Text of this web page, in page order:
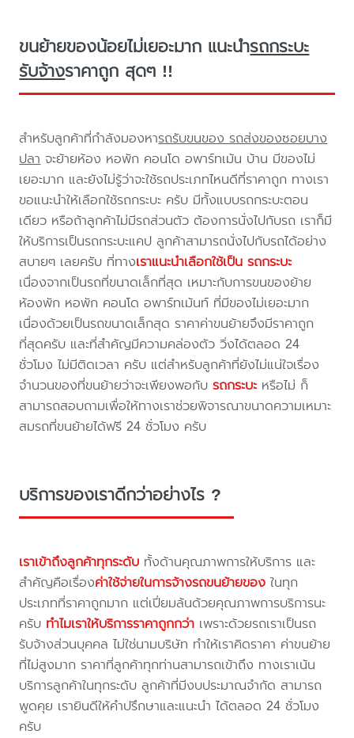
ขนย้ายของน้อยไม่เยอะมาก แนะนำรถกระบะ
รับจ้างราคาถูก สุดๆ !!
สำหรับลูกค้าที่กำลังมองหารถรับขนของ รถส่งของซอยบาง
ปลา จะย้ายห้อง หอพัก คอนโด อพาร์ทเม้น บ้าน มีของไม่
เยอะมาก และยังไม่รู้ว่าจะใช้รถประเภทไหนดีที่ราคาถูก ทางเรา
ขอแนะนำให้เลือกใช้รถกระบะ ครับ มีทั้งแบบรถกระบะตอน
เดียว หรือถ้าลูกค้าไม่มีรถส่วนตัว ต้องการนั่งไปกับรถ เราก็มี
ให้บริการเป็นรถกระบะแคป ลูกค้าสามารถนั่งไปกับรถได้อย่าง
สบายๆ เลยครับ ที่ทางเราแนะนำเลือกใช้เป็น รถกระบะ
เนื่องจากเป็นรถที่ขนาดเล็กที่สุด เหมาะกับการขนของย้าย
ห้องพัก หอพัก คอนโด อพาร์ทเม้นท์ ที่มีของไม่เยอะมาก
เนื่องด้วยเป็นรถขนาดเล็กสุด ราคาค่าขนย้ายจึงมีราคาถูก
ที่สุดครับ และที่สำคัญมีความคล่องตัว วิ่งได้ตลอด 24
ชั่วโมง ไม่มีติดเวลา ครับ แต่สำหรับลูกค้าที่ยังไม่แน่ใจเรื่อง
จำนวนของที่ขนย้ายว่าจะเพียงพอกับรถกระบะ หรือไม่ ก็
สามารถสอบถามเพื่อให้ทางเราช่วยพิจารณาขนาดความเหมาะ
สมรถที่ขนย้ายได้ฟรี 24 ชั่วโมง ครับ
บริการของเราดีกว่าอย่างไร ?
เราเข้าถึงลูกค้าทุกระดับ ทั้งด้านคุณภาพการให้บริการ และ
สำคัญคือเรื่องค่าใช้จ่ายในการจ้างรถขนย้ายของ ในทุก
ประเภทที่ราคาถูกมาก แต่เปี่ยมล้นด้วยคุณภาพการบริการนะ
ครับ ทำไมเราให้บริการราคาถูกกว่า เพราะด้วยรถเราเป็นรถ
รับจ้างส่วนบุคคล ไม่ใช่นามบริษัท ทำให้เราคิดราคา ค่าขนย้าย
ที่ไม่สูงมาก ราคาที่ลูกค้าทุกท่านสามารถเข้าถึง ทางเราเน้น
บริการลูกค้าในทุกระดับ ลูกค้าที่มีงบประมาณจำกัด สามารถ
พูดคุย เรายินดีให้คำปรึกษาและแนะนำ ได้ตลอด 24 ชั่วโมง
ครับ